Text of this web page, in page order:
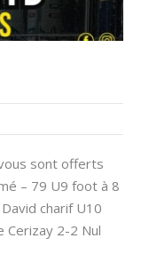
sont offerts
– 79 U9 foot à 8
charif U10
Cerizay 2-2 Nul